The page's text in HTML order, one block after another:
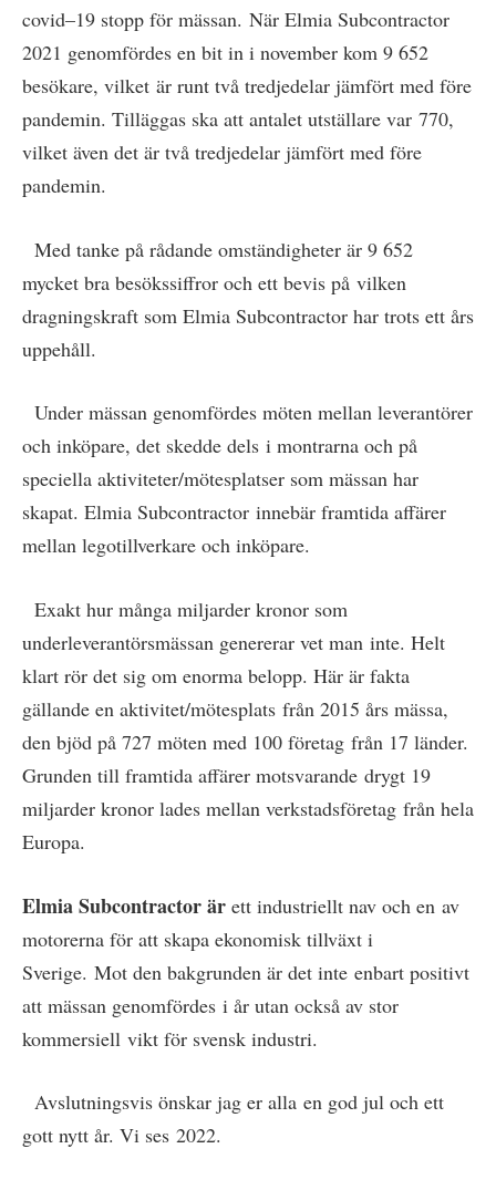
covid–19 stopp för mässan. När Elmia Subcontractor
2021 genomfördes en bit in i november kom 9 652
besökare, vilket är runt två tredjedelar jämfört med före
pandemin. Tilläggas ska att antalet utställare var 770,
vilket även det är två tredjedelar jämfört med före
pandemin.
Med tanke på rådande omständigheter är 9 652
mycket bra besökssiffror och ett bevis på vilken
dragningskraft som Elmia Subcontractor har trots ett års
uppehåll.
Under mässan genomfördes möten mellan leverantörer
och inköpare, det skedde dels i montrarna och på
speciella aktiviteter/mötesplatser som mässan har
skapat. Elmia Subcontractor innebär framtida affärer
mellan legotillverkare och inköpare.
Exakt hur många miljarder kronor som
underleverantörsmässan genererar vet man inte. Helt
klart rör det sig om enorma belopp. Här är fakta
gällande en aktivitet/mötesplats från 2015 års mässa,
den bjöd på 727 möten med 100 företag från 17 länder.
Grunden till framtida affärer motsvarande drygt 19
miljarder kronor lades mellan verkstadsföretag från hela
Europa.
Elmia Subcontractor är ett industriellt nav och en av
motorerna för att skapa ekonomisk tillväxt i
Sverige. Mot den bakgrunden är det inte enbart positivt
att mässan genomfördes i år utan också av stor
kommersiell vikt för svensk industri.
Avslutningsvis önskar jag er alla en god jul och ett
gott nytt år. Vi ses 2022.